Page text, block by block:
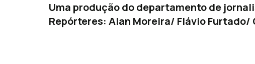
Uma produção do departamento de
Repórteres: Alan Moreira/ Flávio